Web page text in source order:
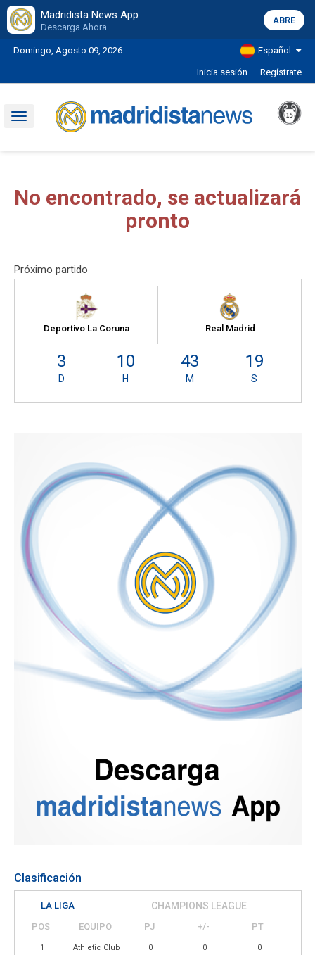
Madridista News App
Descarga Ahora
ABRE
Domingo, Agosto 09, 2026 Español
Inicia sesión Regístrate
Toggle
No encontrado, se actualizará
pronto
Próximo partido
Deportivo La Coruna Real Madrid
3
D
10
H
43
M
18
S
Clasificación
LA LIGA CHAMPIONS LEAGUE
POS EQUIPO PJ +/- PT
1 Athletic Club 0 0 0